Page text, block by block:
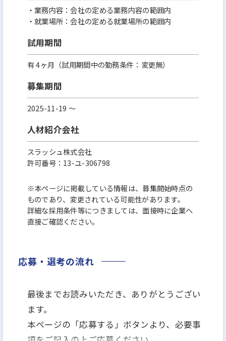
・業務内容：会社の定める業務内容の範囲内
・就業場所：会社の定める就業場所の範囲内
試用期間
有 4ヶ月（試用期間中の勤務条件：変更無）
募集期間
2025-11-19 〜
人材紹介会社
スラッシュ株式会社
許可番号：13-ユ-306798
※本ページに掲載している情報は、募集開始時点の
ものであり、変更されている可能性があります。
詳細な採用条件等につきましては、面接時に企業へ
直接ご確認ください。
応募・選考の流れ
最後までお読みいただき、ありがとうござい
ます。
本ページの「応募する」ボタンより、必要事